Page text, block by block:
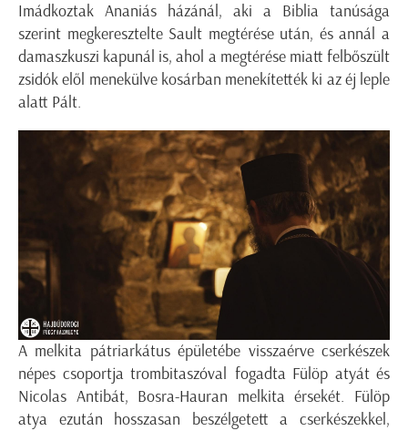
Imádkoztak Ananiás házánál, aki a Biblia tanúsága
szerint megkeresztelte Sault megtérése után, és annál a
damaszkuszi kapunál is, ahol a megtérése miatt felbőszült
zsidók elől menekülve kosárban menekítették ki az éj leple
alatt Pált.
A melkita pátriarkátus épületébe visszaérve cserkészek
népes csoportja trombitaszóval fogadta Fülöp atyát és
Nicolas Antibát, Bosra-Hauran melkita érsekét. Fülöp
atya ezután hosszasan beszélgetett a cserkészekkel,